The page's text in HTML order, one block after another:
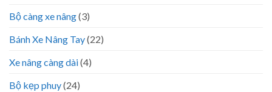
Bộ càng xe nâng(3)
Bánh Xe Nâng Tay(22)
Xe nâng càng dài(4)
Bộ kẹp phuy(24)